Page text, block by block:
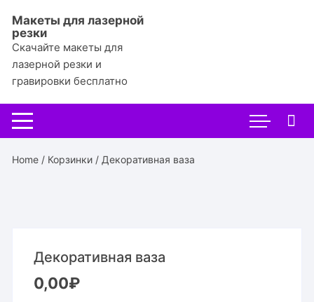
содержимому
Макеты для лазерной
резки
Скачайте макеты для
лазерной резки и
гравировки бесплатно
Home / Корзинки / Декоративная ваза
Декоративная ваза
0,00₽